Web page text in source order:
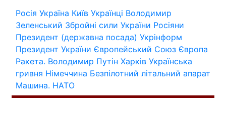
Росія Україна Київ Українці Володимир
Зеленський Збройні сили України Росіяни
Президент (державна посада) Укрінформ
Президент України Європейський Союз Європа
Ракета. Володимир Путін Харків Українська
гривня Німеччина Безпілотний літальний апарат
Машина. НАТО